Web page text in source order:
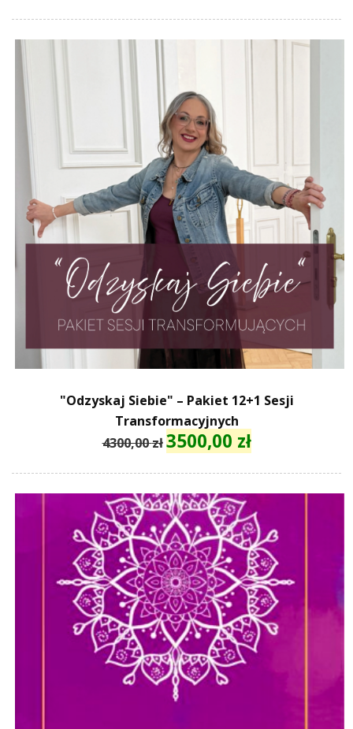
350,00 zł.
"Odzyskaj Siebie" – Pakiet 12+1 Sesji
Transformacyjnych
4300,00zł Pierwotna
4300,00 zł.
3500,00 złAktualna